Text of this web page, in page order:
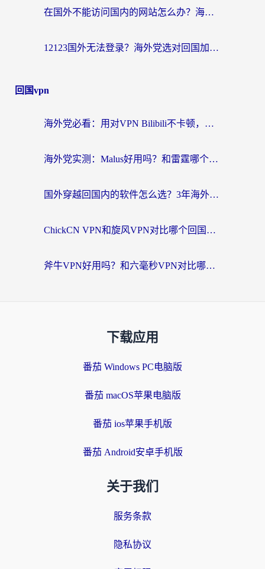
在国外不能访问国内的网站怎么办？海外党必看的无缝回国上网指南
12123国外无法登录？海外党选对回国加速器，轻松解决国内资源访问难题
回国vpn
海外党必看：用对VPN Bilibili不卡顿，英国玩国内游戏也丝滑——2026回国加速器选择指南
海外党实测：Malus好用吗？和雷霆哪个好？+ 3款热门加速器深度对比
国外穿越回国内的软件怎么选？3年海外党亲测实用指南，告别地域限制
ChickCN VPN和旋风VPN对比哪个回国效果更好？海外党实测回国内网神器指南
斧牛VPN好用吗？和六毫秒VPN对比哪个回国效果更好？海外党亲测实用指南
下载应用
番茄 Windows PC电脑版
番茄 macOS苹果电脑版
番茄 ios苹果手机版
番茄 Android安卓手机版
关于我们
服务条款
隐私协议